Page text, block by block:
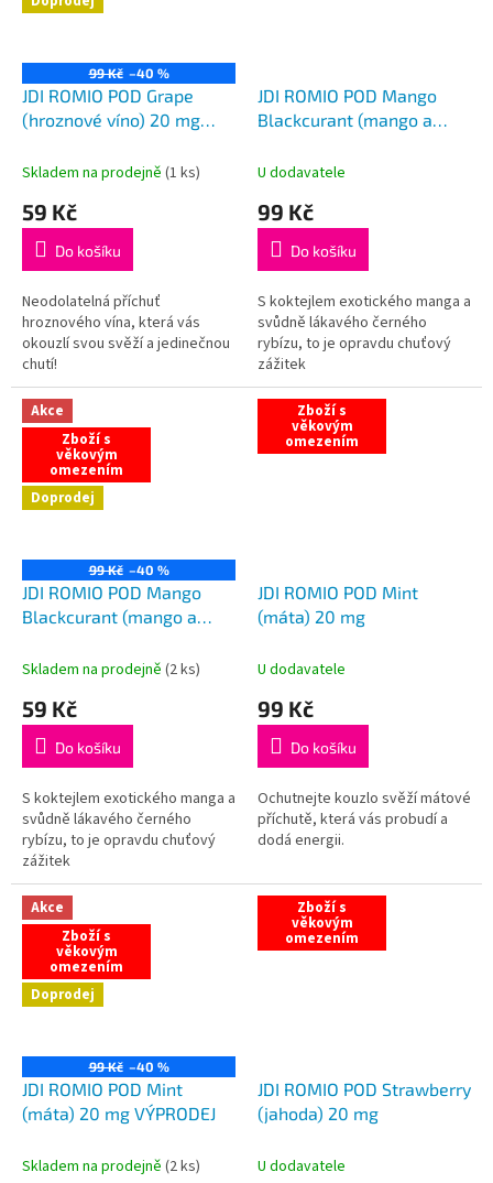
99 Kč –40 %
JDI ROMIO POD Grape
(hroznové víno) 20 mg
Skladem na prodejně (1 ks)
59 Kč
Do košíku
Neodolatelná příchuť
hroznového vína, která vás
okouzlí svou svěží a jedinečnou
chutí!
JDI ROMIO POD Mango
Blackcurant (mango a
U dodavatele
99 Kč
Do košíku
S koktejlem exotického manga a
svůdně lákavého černého
rybízu, to je opravdu chuťový
zážitek
Akce
Zboží s
věkovým
omezením
Doprodej
99 Kč –40 %
JDI ROMIO POD Mango
Blackcurant (mango a
VÝPRODEJ
Skladem na prodejně (2 ks)
59 Kč
Do košíku
S koktejlem exotického manga a
svůdně lákavého černého
rybízu, to je opravdu chuťový
zážitek
Zboží s
věkovým
omezením
JDI ROMIO POD Mint
(máta) 20 mg
U dodavatele
99 Kč
Do košíku
Ochutnejte kouzlo svěží mátové
příchutě, která vás probudí a
dodá energii.
Akce
Zboží s
věkovým
omezením
Doprodej
99 Kč –40 %
JDI ROMIO POD Mint
(máta) 20 mg VÝPRODEJ
Skladem na prodejně (2 ks)
Zboží s
věkovým
omezením
JDI ROMIO POD Strawberry
(jahoda) 20 mg
U dodavatele